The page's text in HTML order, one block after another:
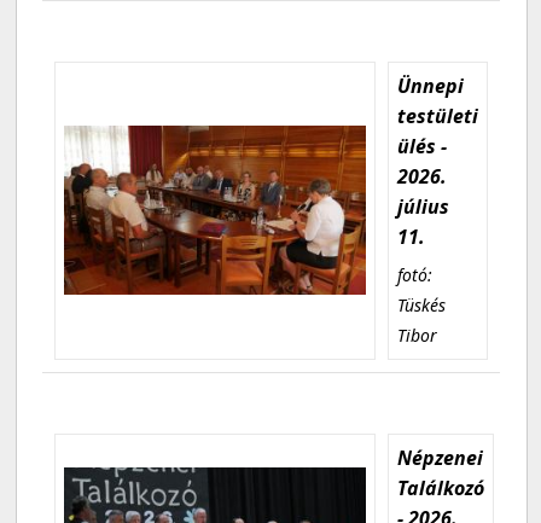
Ünnepi
testületi
ülés -
2026.
július
11.
fotó:
Tüskés
Tibor
Népzenei
Találkozó